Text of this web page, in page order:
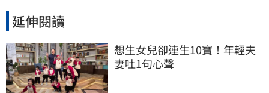
延伸閱讀
想生女兒卻連生10寶！年輕夫
妻吐1句心聲